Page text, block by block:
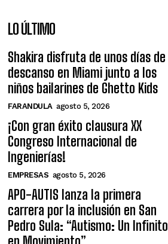
LO ÚLTIMO
Shakira disfruta de unos días de
descanso en Miami junto a los
niños bailarines de Ghetto Kids
FARANDULA agosto 5, 2026
¡Con gran éxito clausura XX
Congreso Internacional de
Ingenierías!
EMPRESAS agosto 5, 2026
APO-AUTIS lanza la primera
carrera por la inclusión en San
Pedro Sula: “Autismo: Un Infinito